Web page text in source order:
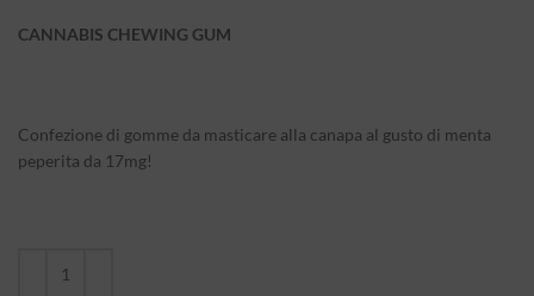
CANNABIS CHEWING GUM
Confezione di gomme da masticare alla canapa al gusto di menta
peperita da 17mg!